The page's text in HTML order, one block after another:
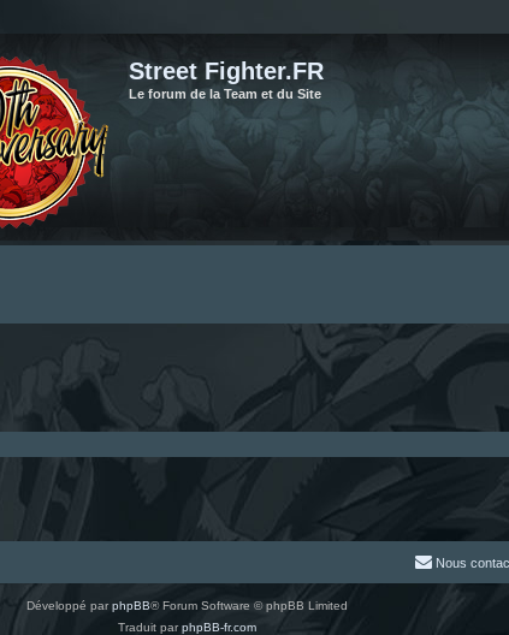
Street Fighter.FR
Le forum de la Team et du Site
Nous
Développé parphpBB® Forum Software © phpBB Limited
Traduit parphpBB-fr.com